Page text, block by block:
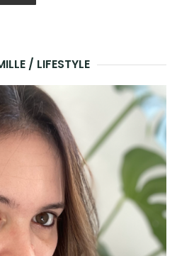
/ LIFESTYLE